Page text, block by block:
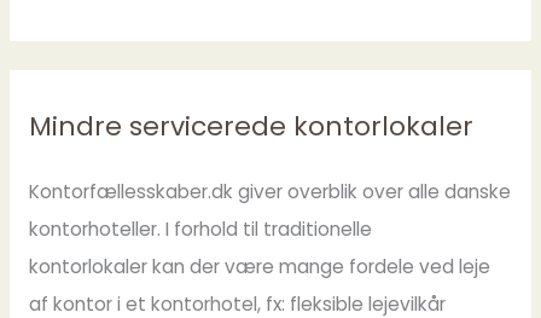
Mindre servicerede kontorlokaler
Kontorfællesskaber.dk giver overblik over alle danske
kontorhoteller. I forhold til traditionelle
kontorlokaler kan der være mange fordele ved leje
af kontor i et kontorhotel, fx: fleksible lejevilkår